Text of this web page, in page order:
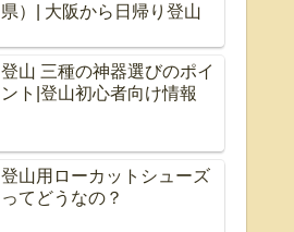
県）| 大阪から日帰り登山
登山 三種の神器選びのポイ
ント|登山初心者向け情報
登山用ローカットシューズ
ってどうなの？